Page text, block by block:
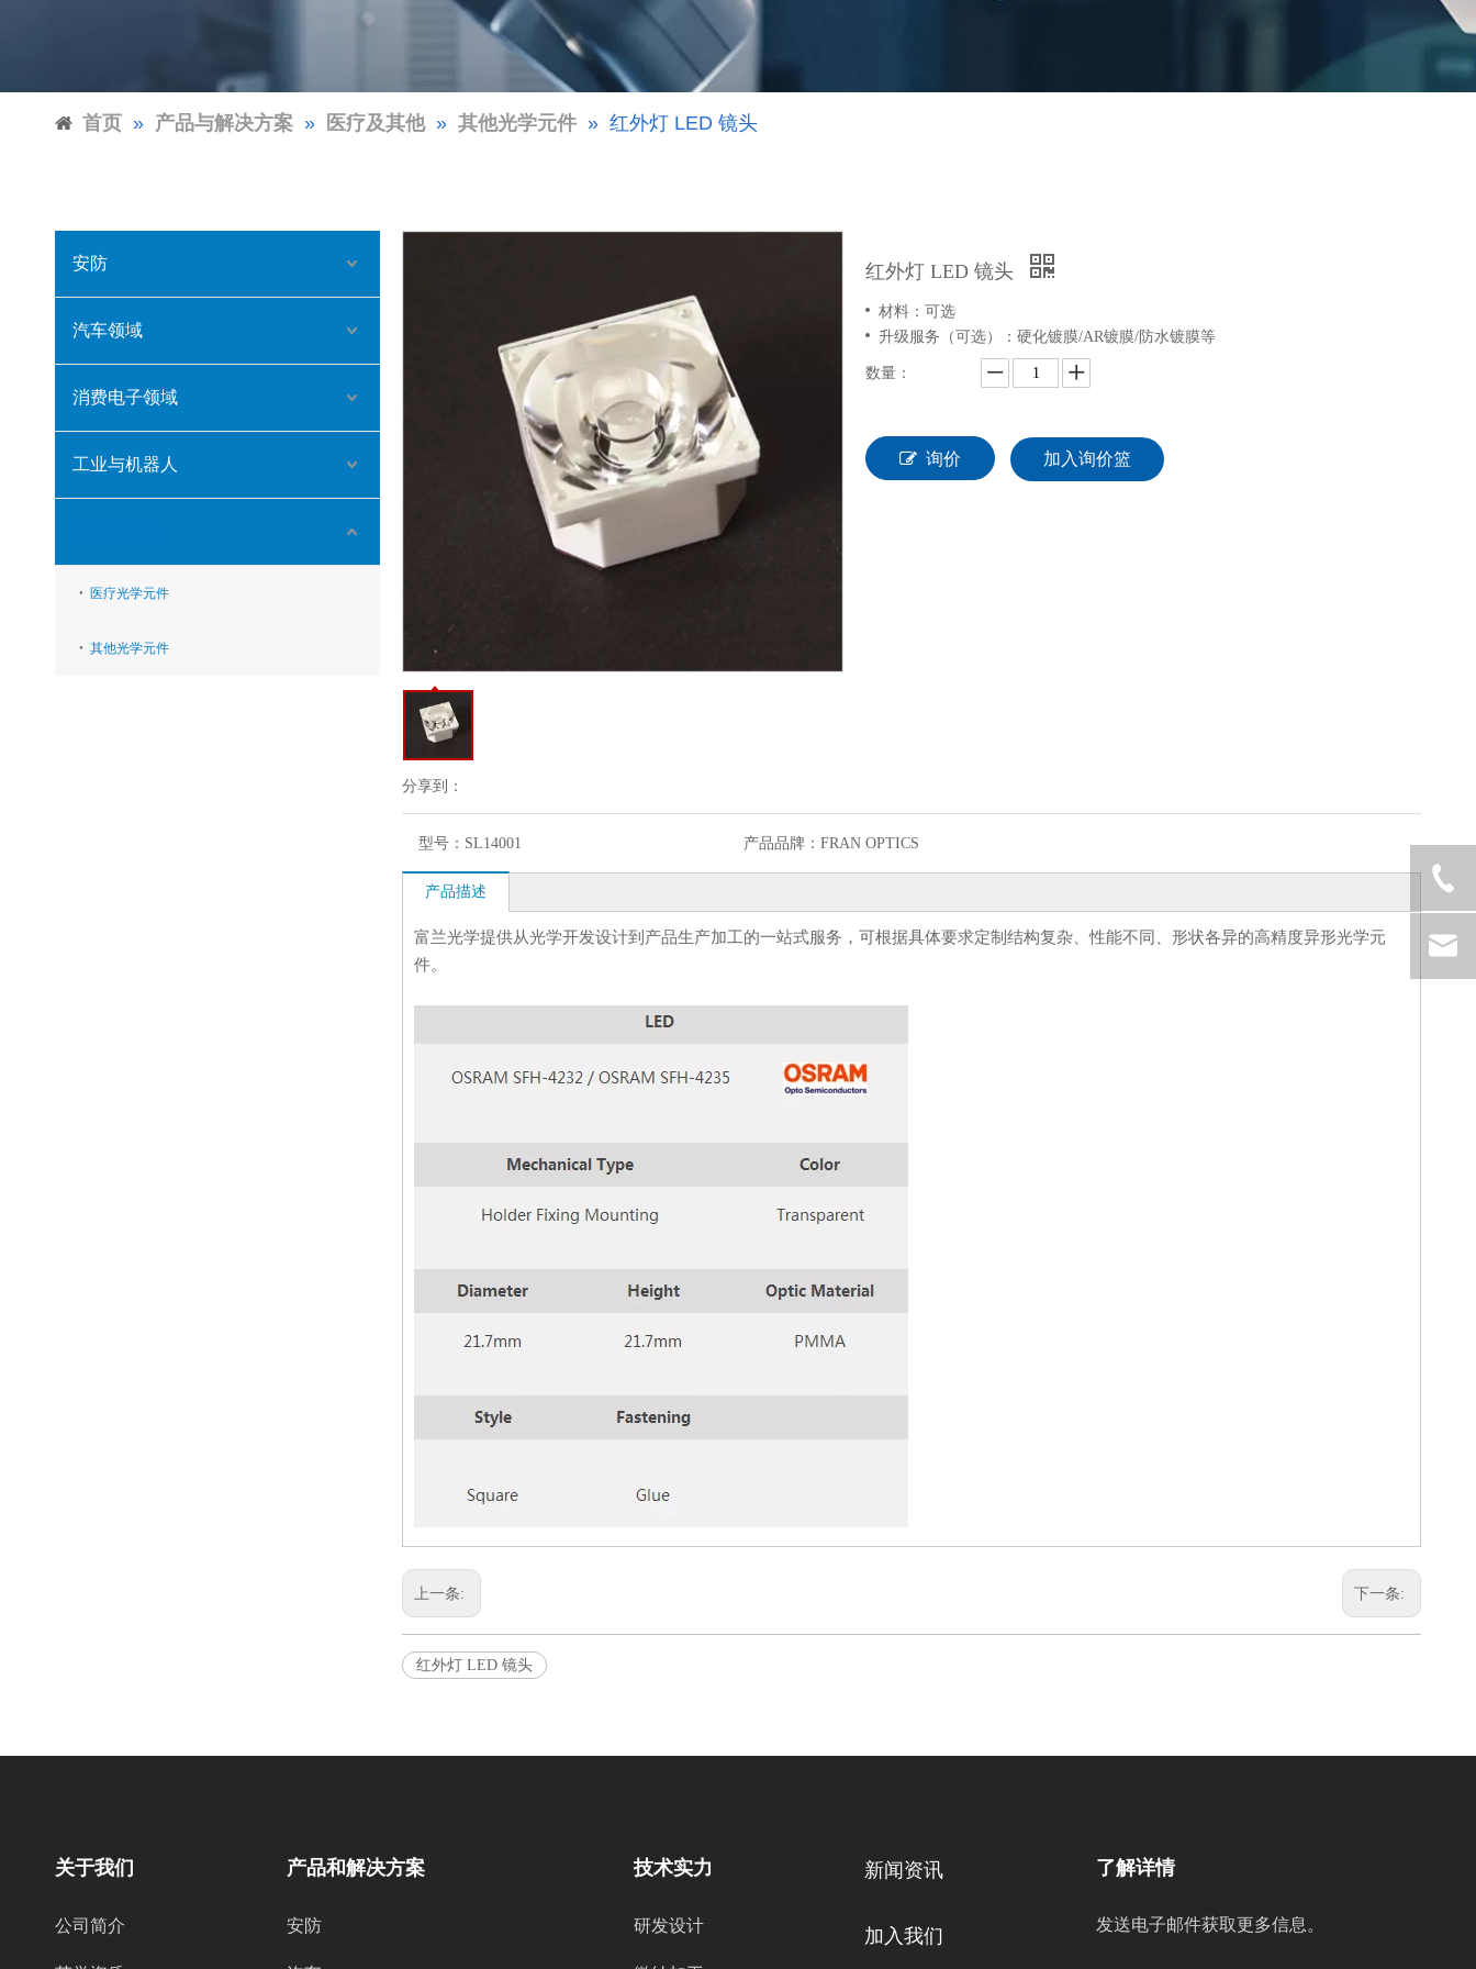
首页 » 产品与解决方案 » 医疗及其他 » 其他光学元件 » 红外灯 LED 镜头
安防
汽车领域
消费电子领域
工业与机器人
医疗光学元件
其他光学元件
分享到：
红外灯 LED 镜头
材料：可选
升级服务（可选）：硬化镀膜/AR镀膜/防水镀膜等
数量：
询价 加入询价篮
型号： SL14001 产品品牌：FRAN OPTICS
产品描述
富兰光学提供从光学开发设计到产品生产加工的一站式服务，可根据具体要求定制结构复杂、性能不同、形状各异的高精度异形光学元
件。
上一条: 下一条:
红外灯 LED 镜头
关于我们
公司简介
产品和解决方案
安防
技术实力
研发设计
新闻资讯
加入我们
了解详情
发送电子邮件获取更多信息。